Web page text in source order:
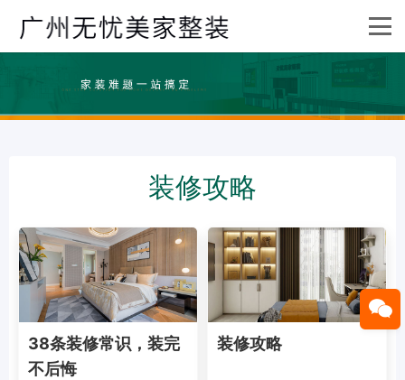
装修攻略
38条装修常识，装完
不后悔
装修攻略